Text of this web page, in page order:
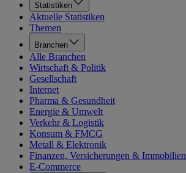
Statistiken
Aktuelle Statistiken
Themen
Branchen
Alle Branchen
Wirtschaft & Politik
Gesellschaft
Internet
Pharma & Gesundheit
Energie & Umwelt
Verkehr & Logistik
Konsum & FMCG
Metall & Elektronik
Finanzen, Versicherungen & Immobilien
E-Commerce